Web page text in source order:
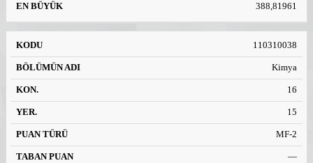
388,81961
110310038
Kimya
16
15
MF-2
—